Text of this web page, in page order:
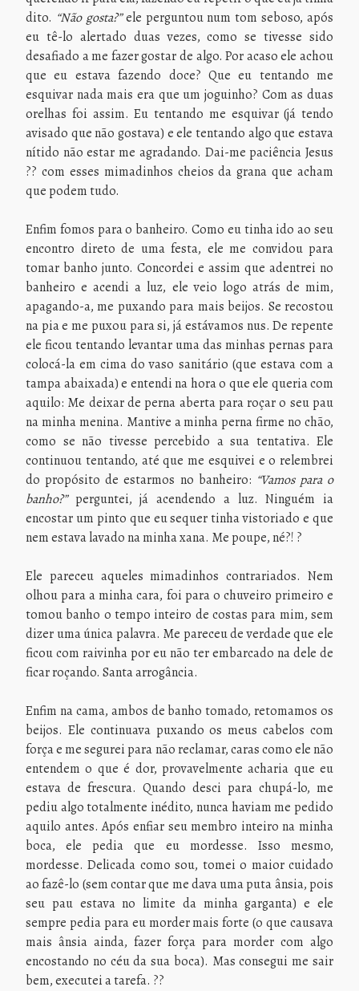
dito. “Não gosta?”ele perguntou num tom seboso, após
eu tê-lo alertado duas vezes, como se tivesse sido
desafiado a me fazer gostar de algo. Por acaso ele achou
que eu estava fazendo doce? Que eu tentando me
esquivar nada mais era que um joguinho? Com as duas
orelhas foi assim. Eu tentando me esquivar (já tendo
avisado que não gostava) e ele tentando algo que estava
nítido não estar me agradando. Dai-me paciência Jesus
?? com esses mimadinhos cheios da grana que acham
que podem tudo.
Enfim fomos para o banheiro. Como eu tinha ido ao seu
encontro direto de uma festa, ele me convidou para
tomar banho junto. Concordei e assim que adentrei no
banheiro e acendi a luz, ele veio logo atrás de mim,
apagando-a, me puxando para mais beijos. Se recostou
na pia e me puxou para si, já estávamos nus. De repente
ele ficou tentando levantar uma das minhas pernas para
colocá-la em cima do vaso sanitário (que estava com a
tampa abaixada) e entendi na hora o que ele queria com
aquilo: Me deixar de perna aberta para roçar o seu pau
na minha menina. Mantive a minha perna firme no chão,
como se não tivesse percebido a sua tentativa. Ele
continuou tentando, até que me esquivei e o relembrei
do propósito de estarmos no banheiro: “Vamos para o
banho?”perguntei, já acendendo a luz. Ninguém ia
encostar um pinto que eu sequer tinha vistoriado e que
nem estava lavado na minha xana. Me poupe, né?! ?
Ele pareceu aqueles mimadinhos contrariados. Nem
olhou para a minha cara, foi para o chuveiro primeiro e
tomou banho o tempo inteiro de costas para mim, sem
dizer uma única palavra. Me pareceu de verdade que ele
ficou com raivinha por eu não ter embarcado na dele de
ficar roçando. Santa arrogância.
Enfim na cama, ambos de banho tomado, retomamos os
beijos. Ele continuava puxando os meus cabelos com
força e me segurei para não reclamar, caras como ele não
entendem o que é dor, provavelmente acharia que eu
estava de frescura. Quando desci para chupá-lo, me
pediu algo totalmente inédito, nunca haviam me pedido
aquilo antes. Após enfiar seu membro inteiro na minha
boca, ele pedia que eu mordesse. Isso mesmo,
mordesse. Delicada como sou, tomei o maior cuidado
ao fazê-lo (sem contar que me dava uma puta ânsia, pois
seu pau estava no limite da minha garganta) e ele
sempre pedia para eu morder mais forte (o que causava
mais ânsia ainda, fazer força para morder com algo
encostando no céu da sua boca). Mas consegui me sair
bem, executei a tarefa. ??